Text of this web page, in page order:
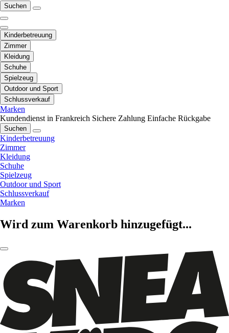
Suchen
Kinderbetreuung
Zimmer
Kleidung
Schuhe
Spielzeug
Outdoor und Sport
Schlussverkauf
Marken
Kundendienst in Frankreich Sichere Zahlung Einfache Rückgabe
Suchen
Kinderbetreuung
Zimmer
Kleidung
Schuhe
Spielzeug
Outdoor und Sport
Schlussverkauf
Marken
Wird zum Warenkorb hinzugefügt...